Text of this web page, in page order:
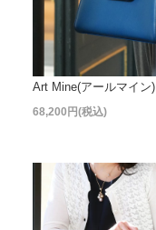
Art Mine(アールマイン)
68,200円(税込)